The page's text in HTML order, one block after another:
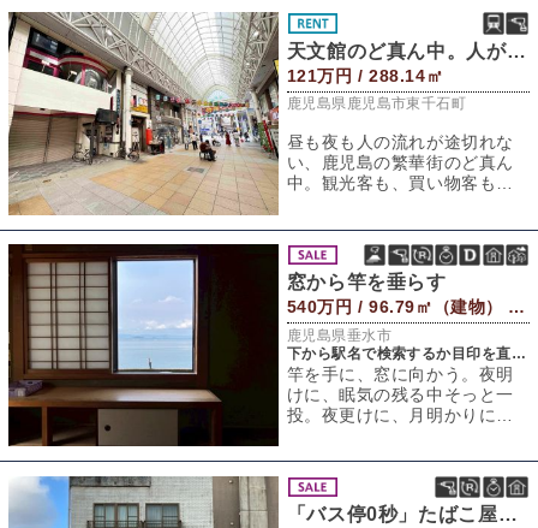
天文館のど真ん中。人が交わる交差点。
121万円 / 288.14㎡
鹿児島県鹿児島市東千石町
昼も夜も人の流れが途切れな
い、鹿児島の繁華街のど真ん
中。観光客も、買い物客も、
窓から竿を垂らす
540万円 / 96.79㎡（建物） 281.33㎡（敷地）
鹿児島県垂水市
下から駅名で検索するか目印を直接入力して下さい 徒歩1分
竿を手に、窓に向かう。夜明
けに、眠気の残る中そっと一
投。夜更けに、月明かりに照
分だけの時間。「
「バス停0秒」たばこ屋ビル